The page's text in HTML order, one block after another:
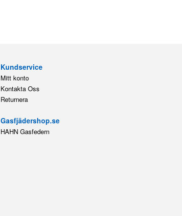
Kundservice
Mitt konto
Kontakta Oss
Returnera
Gasfjädershop.se
HAHN Gasfedern